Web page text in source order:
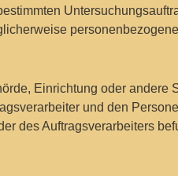
Einrichtung oder andere
und den
des Auftragsverarbeiters